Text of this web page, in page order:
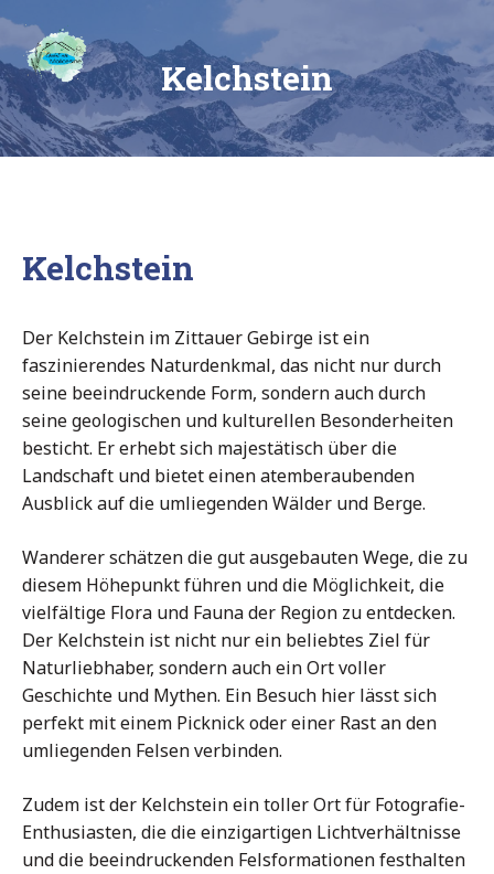
content
Ferienhaus
am See
Chalet
am
Mollcesine
im
Oberlausitzer
Kelchstein
Kelchstein
Der Kelchstein im Zittauer Gebirge ist ein
faszinierendes Naturdenkmal, das nicht nur durch
seine beeindruckende Form, sondern auch durch
seine geologischen und kulturellen Besonderheiten
besticht. Er erhebt sich majestätisch über die
Landschaft und bietet einen atemberaubenden
Ausblick auf die umliegenden Wälder und Berge.
Wanderer schätzen die gut ausgebauten Wege, die zu
diesem Höhepunkt führen und die Möglichkeit, die
vielfältige Flora und Fauna der Region zu entdecken.
Der Kelchstein ist nicht nur ein beliebtes Ziel für
Naturliebhaber, sondern auch ein Ort voller
Geschichte und Mythen. Ein Besuch hier lässt sich
perfekt mit einem Picknick oder einer Rast an den
umliegenden Felsen verbinden.
Zudem ist der Kelchstein ein toller Ort für Fotografie-
Enthusiasten, die die einzigartigen Lichtverhältnisse
und die beeindruckenden Felsformationen festhalten